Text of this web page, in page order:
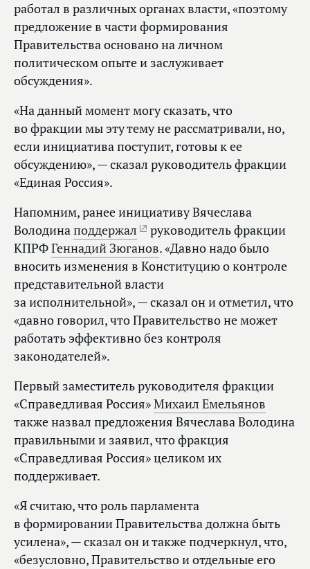
работал в различных органах власти, «поэтому
предложение в части формирования
Правительства основано на личном
политическом опыте и заслуживает
обсуждения».
«На данный момент могу сказать, что
во фракции мы эту тему не рассматривали, но,
если инициатива поступит, готовы к ее
обсуждению», — сказал руководитель фракции
«Единая Россия».
Напомним, ранее инициативу Вячеслава
Володинаподдержал
руководитель фракции
КПРФГеннадий Зюганов. «Давно надо было
вносить изменения в Конституцию о контроле
представительной власти
за исполнительной», — сказал он и отметил, что
«давно говорил, что Правительство не может
работать эффективно без контроля
законодателей».
Первый заместитель руководителя фракции
«Справедливая Россия»Михаил Емельянов
также назвал предложения Вячеслава Володина
правильными и заявил, что фракция
«Справедливая Россия» целиком их
поддерживает.
«Я считаю, что роль парламента
в формировании Правительства должна быть
усилена», — сказал он и также подчеркнул, что,
«безусловно, Правительство и отдельные его